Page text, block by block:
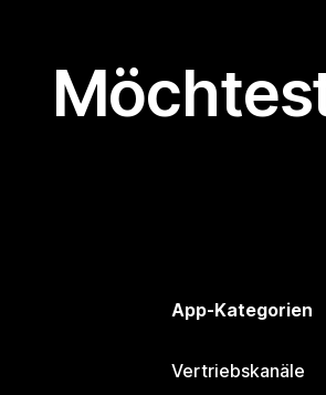
App-Kategorien
Vertriebskanäle